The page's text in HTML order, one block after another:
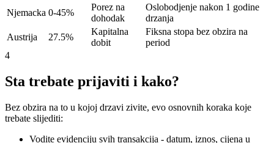
Njemacka 0-45%
Porez na
dohodak
Oslobodjenje nakon 1 godine
drzanja
Austrija
27.5%
Kapitalna
dobit
Fiksna stopa bez obzira na
period
4
Sta trebate prijaviti i kako?
Bez obzira na to u kojoj drzavi zivite, evo osnovnih koraka koje
trebate slijediti:
Vodite evidenciju svih transakcija - datum, iznos, cijena u